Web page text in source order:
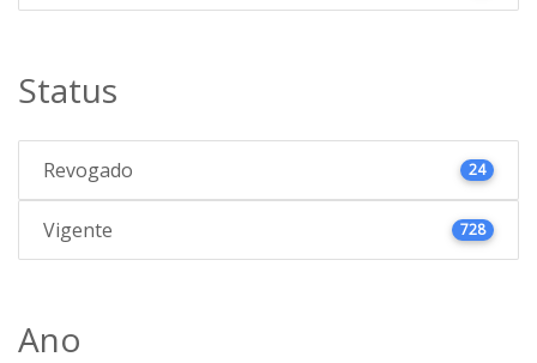
Status
Revogado 24
Vigente 728
Ano